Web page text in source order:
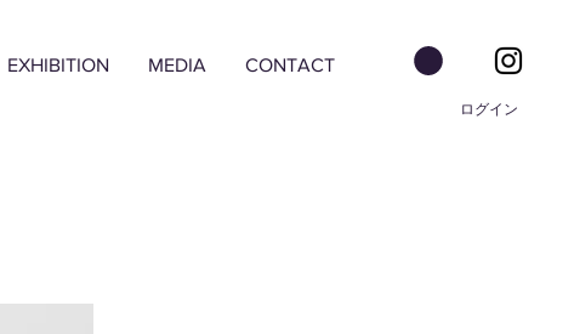
EXHIBITION MEDIA CONTACT
ログイン